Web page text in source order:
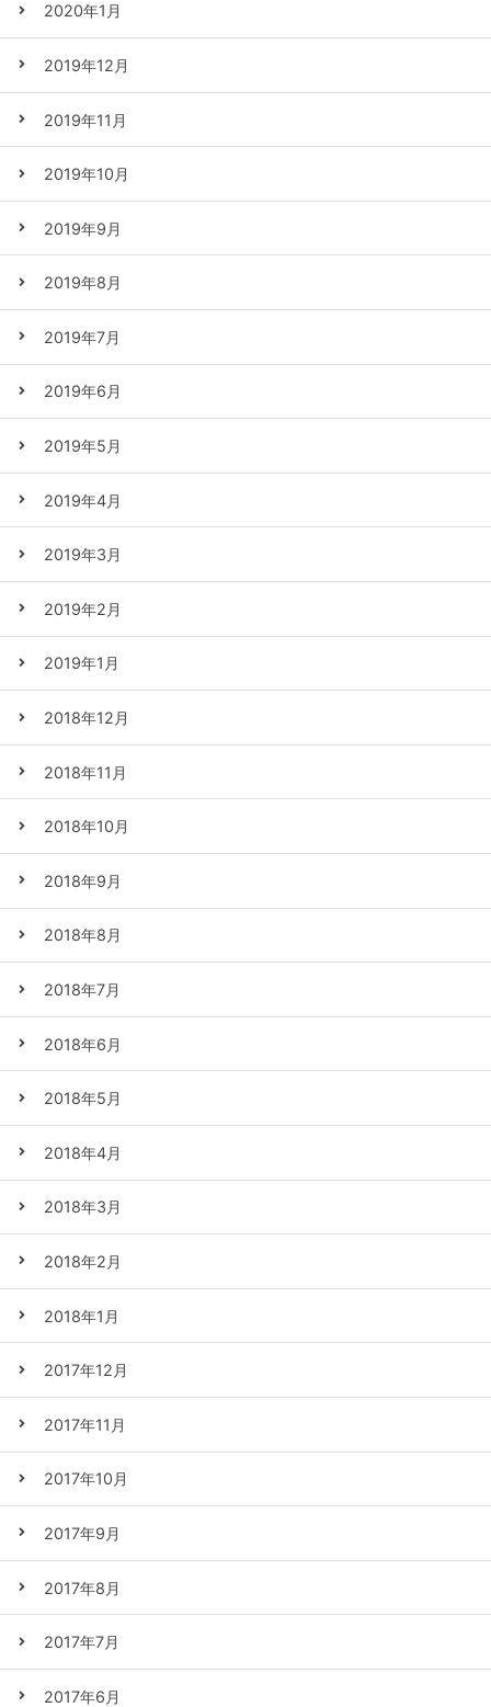
2020年1月
2019年12月
2019年11月
2019年10月
2019年9月
2019年8月
2019年7月
2019年6月
2019年5月
2019年4月
2019年3月
2019年2月
2019年1月
2018年12月
2018年11月
2018年10月
2018年9月
2018年8月
2018年7月
2018年6月
2018年5月
2018年4月
2018年3月
2018年2月
2018年1月
2017年12月
2017年11月
2017年10月
2017年9月
2017年8月
2017年7月
2017年6月